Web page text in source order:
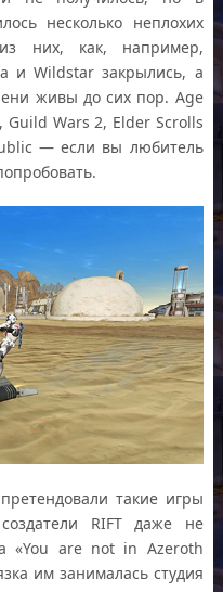
несколько неплохих
них, как, например,
и Wildstar закрылись, а
живы до сих пор. Age
Guild Wars 2, Elder Scrolls
— если вы любитель
такие игры
RIFT даже не
«You are not in Azeroth
им занималась студия